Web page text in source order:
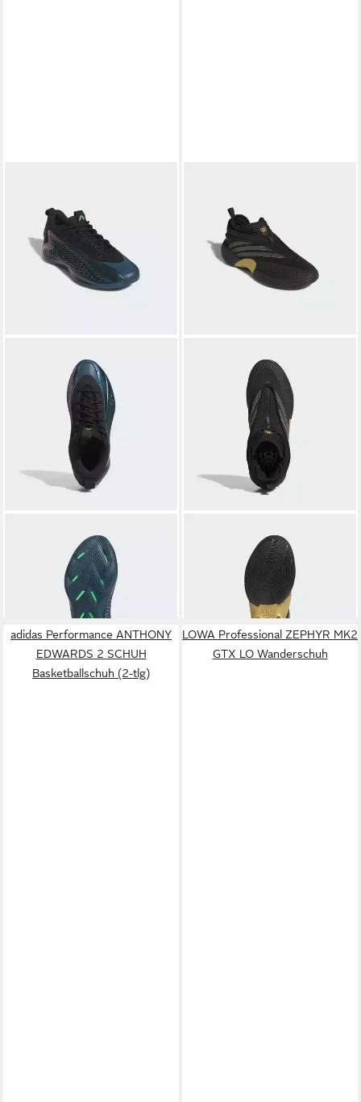
ADIDAS PERFORMANCE
ANTHONY EDWARDS 1 LOW
BASKETBALLSCHUH
Basketballschuh (2-tlg)
ADIDAS PERFORMANCE
D.O.N. ISSUE 7 SCHUH
Basketballschuh (2-tlg)
adidas Performance ANTHONY
EDWARDS 2 SCHUH
Basketballschuh (2-tlg)
LOWA Professional ZEPHYR MK2
GTX LO Wanderschuh